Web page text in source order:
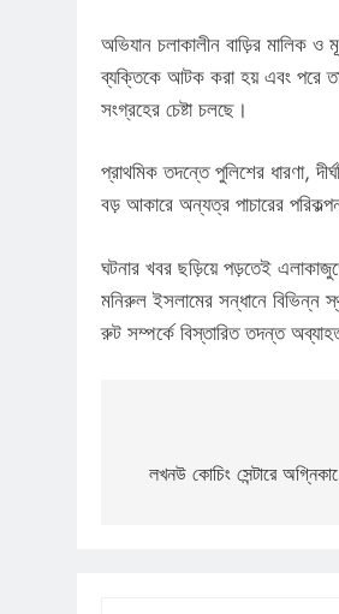
অভিযান চলাকালীন বাড়ির মালিক
ব্যক্তিকে আটক করা হয় এবং পরে
সংগ্রহের চেষ্টা চলছে।
প্রাথমিক তদন্তে পুলিশের ধারণা,
বড় আকারে অন্যত্র পাচারের
ঘটনার খবর ছড়িয়ে পড়তেই
মনিরুল ইসলামের সন্ধানে বিভিন্ন
রুট সম্পর্কে বিস্তারিত তদন্ত
navigation
লখনউ কোচিং সেন্টারে